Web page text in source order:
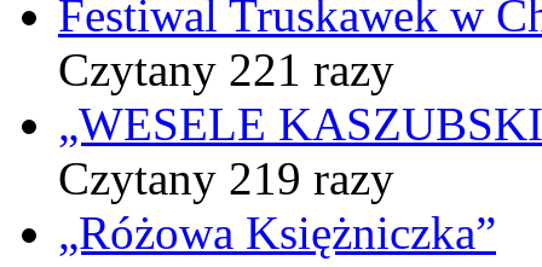
Festiwal Truskawek w
Czytany 221 razy
„WESELE
Czytany 219 razy
„Różowa Księżniczka”